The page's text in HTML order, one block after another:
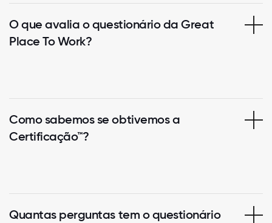
O que avalia o questionário da Great
Place To Work?
Como sabemos se obtivemos a
Certificação™?
Quantas perguntas tem o questionário